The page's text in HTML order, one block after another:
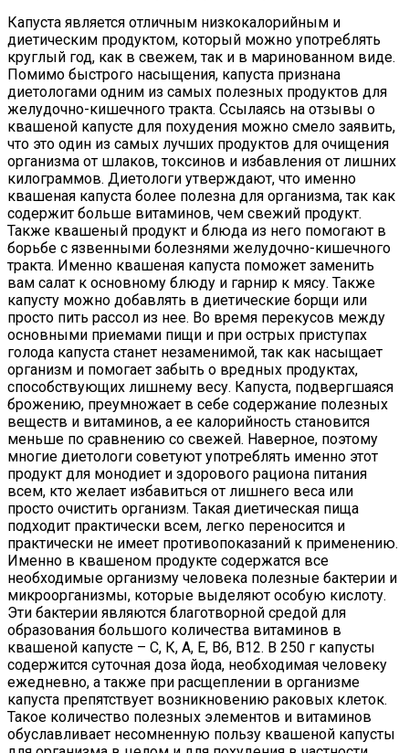
Капуста является отличным низкокалорийным и диетическим продуктом, который можно употреблять круглый год, как в свежем, так и в маринованном виде. Помимо быстрого насыщения, капуста признана диетологами одним из самых полезных продуктов для желудочно-кишечного тракта. Ссылаясь на отзывы о квашеной капусте для похудения можно смело заявить, что это один из самых лучших продуктов для очищения организма от шлаков, токсинов и избавления от лишних килограммов. Диетологи утверждают, что именно квашеная капуста более полезна для организма, так как содержит больше витаминов, чем свежий продукт. Также квашеный продукт и блюда из него помогают в борьбе с язвенными болезнями желудочно-кишечного тракта. Именно квашеная капуста поможет заменить вам салат к основному блюду и гарнир к мясу. Также капусту можно добавлять в диетические борщи или просто пить рассол из нее. Во время перекусов между основными приемами пищи и при острых приступах голода капуста станет незаменимой, так как насыщает организм и помогает забыть о вредных продуктах, способствующих лишнему весу. Капуста, подвергшаяся брожению, преумножает в себе содержание полезных веществ и витаминов, а ее калорийность становится меньше по сравнению со свежей. Наверное, поэтому многие диетологи советуют употреблять именно этот продукт для монодиет и здорового рациона питания всем, кто желает избавиться от лишнего веса или просто очистить организм. Такая диетическая пища подходит практически всем, легко переносится и практически не имеет противопоказаний к применению. Именно в квашеном продукте содержатся все необходимые организму человека полезные бактерии и микроорганизмы, которые выделяют особую кислоту. Эти бактерии являются благотворной средой для образования большого количества витаминов в квашеной капусте – С, К, А, Е, В6, В12. В 250 г капусты содержится суточная доза йода, необходимая человеку ежедневно, а также при расщеплении в организме капуста препятствует возникновению раковых клеток. Такое количество полезных элементов и витаминов обуславливает несомненную пользу квашеной капусты для организма в целом и для похудения в частности. Витамин С отвечает за иммунитет, А – за здоровье кожи, волос и ногтей, К – за свертываемость крови, В – за нормализацию сна и укрепление нервной системы, пищеварения и обменных процессов. Именно квашеный продукт преимуществен для диеты, так как свежая капуста более калорийна и менее насыщена витаминами и микроэлементами, а тушеная наполовину теряет полезные вещества при термической обработке. Такой маринованный продукт как капуста обладает рядом незаменимых и уникальных полезных свойств: антигистаминные; антиканцерогенные; бактерицидные; жаропонижающие; обезболивающие; противовоспалительные. Капуста в квашеном виде содержит большое количество клетчатки, которая способствует быстрому насыщению организма, заполнению желудка низкокалорийным продуктом и устранению чувства голода. Такой продукт не содержит жиров, что не ограничивает ее употребление, а в совокупности с мясными продуктами нежирных сортов способствует лучшему усвоению необходимых организму белков. Капуста укрепляет сосуды, иммунную систему, растворяет холестерин, помогает в борьбе с целлюлитом и нормализует уровень сахара в крови. Квашеную капусту рекомендуется употреблять с нежирными сортами рыбы и мяса, вареными куриными яйцами и с рисовыми и гречневыми крупами. При диетическом рационе рекомендуется сократить до минимума мучные продукты из белой муки, кондитерские изделия, картофель в любом виде, жирную пищу, спиртные напитки. Также для усиления эффекта похудения с помощью капустной диеты рекомендуются физические нагрузки, массаж и посещение бани, что значительно улучшит обменные и очистительные процессы организма. В 100 г квашеной капусты содержится всего 20 килокалорий, что позволяет не ограничивать ее употребление при диетическом питании. Такая отрицательная калорийность квашеной капусты для похудения позволяет затрачивать больше калорий на ее переваривание, а также насытить организм и утолить любой приступ голода. Полезные бактерии продукта, образующиеся при брожении, позволяют лучше усваивать белок и растворять холестерин и жиры. Диетологи не рекомендуют злоупотреблять квашеной капустой людям с повышенной кислотностью желудка и кишечника, заболеваниями почек, печени, гипертонии и сахарным диабетом. Естественные процессы брожения при приготовлении продукта приводят к возникновению молочных кислот, которые при наличии язвенных заболеваний желудочно-кишечного тракта могут вызвать вздутие, метеоризм, колики и диарею. Поэтому людям, имеющим склонность к гастритам, квашеную капусту в диетическом рационе следует употреблять в ограниченном количестве совместно с белковой пищей и различными кашами. Диетический рацион на квашеной капусте позволяет терять около 1 кг за сутки, но диетологи не рекомендуют злоупотреблять такой диетой более 10 дней. Такая очистительная программа питания может проводиться ежемесячно для поддержания веса в норме и очищения организма от шлаков и токсинов. Увеличить эффект от такого питания помогут физические упражнения, которые будут способствовать большему расщеплению жировых отложений. Диета рассчитана на 3 дня и позволяет потерять от 3 до 5 кг. Такой рацион будет особенно актуален после праздничных застолий и излишних перееданий. Меню быстрой капустной диеты можно применять как разгрузочные дни для поддержания желаемого веса и во избежание накопления излишней жировой массы. День 1: Завтрак: цельные овсяные хлопья, запаренные на воде; 100 г любых свежих фруктов; отрубной тост; 250 мл рассола квашеной капусты. Обед: овощной суп с кислой капустой; 2 вареных куриных яйца; отрубной тост. Ужин: оладьи из кислой капусты (1 вареный картофель, 2 ст. л. капусты, 1 сырое куриное яйцо); отрубной тост; зеленый несладкий чай с медом. День 2: Завтрак: 250 мл обезжиренного йогурта или кефира; 100 г любых свежих фруктов; отрубной тост; 250 мл рассола квашеной капусты. Обед: 150 г отварной куриной грудинки; отрубной тост; кислая капуста в неограниченном количестве. Ужин: тушеная кислая капуста со свеклой и морковью в неограниченном количестве; отрубной тост; чай с мятой и медом. День 3: Завтрак: 250 мл обезжиренного кефира или йогурта; 100 г любых свежих овощей; отрубной тост; 250 мл рассола квашеной капусты. Обед: 150 г запечённой или приготовленной на пару рыбы; отрубной тост; кислая капуста в неограниченном количестве. Ужин: 250 г запаренной водой гречневой крупы; кислая капуста в неограниченном количестве; отрубной тост; несладкий шиповник с медом. Диета рассчитана на 4 дня и позволяет потерять от 4 до 6 кг. Такой рацион достаточно легко переносится организмом, но не рекомендуется к применению чаще одного курса в месяц. Для поддержания водного баланса организма рекомендуется употреблять не менее 2 литров воды или несладкого зеленого или травяного чая. День 1: Завтрак: 150 г нежирного творога с зеленью; отрубной тост; 250 мл рассола квашеной капусты. Обед: 150 г отварной куриной грудинки; отрубной тост; кислая капуста в неограниченном количестве. Ужин: кислая капуста в неограниченном количестве; 250 мл обезжиренного йогурта или кефира; отрубной тост; 1 груша или яблоко. День 2: Завтрак: 1 банан; цельные овсяные хлопья, запаренные на воде; отрубной тост; 250 мл рассола квашеной капусты. Обед: овощной суп с кислой капустой; отрубной тост; 250 мл обезжиренного йогурта или кефира. Ужин: 150 г запечённой или приготовленной на пару рыбы; отрубной тост; кислая капуста в неограниченном количестве. День 3: Завтрак: 1 апельсин или грейпфрут; 100 г обезжиренного творога; отрубной тост; 250 мл рассола квашеной капусты. Обед: 150 г запечённой или приготовленной на пару рыбы; отрубной тост; кислая капуста в неограниченном количестве. Ужин: 2 вареных картофеля; отрубной тост; кислая капуста в неограниченном количестве; 100 г зеленого винограда. День 4: Завтрак: 1 зеленое яблоко или груша; отрубной тост; 50 г сыра с низким содержанием жиров; 250 мл рассола квашеной капусты. Обед: 150 г отварной куриной грудинки; отрубной тост; кислая капуста в неограниченном количестве. Ужин: кислая капуста в неограниченном количестве; 100 г отварного коричневого риса; отрубной тост; 100 г свежего ананаса. Диета рассчитана на недельный курс и позволяет терять от 7 до 10 кг веса. Не рекомендуется людям, страдающим гастритами, повышенной кислотностью и язвенными заболеваниями желудочно-кишечного тракта. Такой рацион питания не следует повторять чаще раза в 3 месяца. Завтрак: 200 г обезжиренного творога с зеленью; отрубной тост; 250 мл рассола квашеной капусты. Обед: 150 г отварной куриной грудинки; отрубной тост; кислая капуста в неограниченном количестве. Ужин: кислая капуста в неограниченном количестве; 150 г любых свежих овощей; 250 мл обезжиренного йогурта или кефира; отрубной тост. Завтрак: 250 мл обезжиренного йогурта или кефира; цельные овсяные хлопья, запаренные на воде; отрубной тост; 250 мл рассола квашеной капусты. Обед: 150 г запечённой или приготовленной на пару рыбы; кислая капуста в неограниченном количестве; отрубной тост. Ужин: тушеная кислая капуста со свеклой и морковью в неограниченном количестве; отрубной тост; 1 банан. Завтрак: 1 апельсин или грейпфрут; 200 г обезжиренного творога с зеленью; отрубной тост; 250 мл рассола квашеной капусты. Обед: 2 вареных картофеля; отрубной тост; кислая капуста в неограниченном количестве. Ужин: 2 вареных куриных яйца; отрубной тост; кислая капуста в неограниченном количестве. Завтрак: 1 зеленое яблоко или груша; отрубной тост; 50 г сыра с низким содержанием жиров; 250 мл рассола квашеной капусты. Обед: овощной суп с кислой капустой; 2 вареных куриных яйца; отрубной тост. Ужин: тушеная кислая капуста со свеклой и морковью в неограниченном количестве; отрубной тост; 150 г отварной куриной грудинки. Завтрак: 2 вареных куриных яйца; отрубной тост; 250 мл рассола квашеной капусты. Обед: 200 г обезжиренного творога с зеленью; отрубной тост; кислая капуста в неограниченном количестве. Ужин: 100 г отварного коричневого риса; тушеная кислая капуст